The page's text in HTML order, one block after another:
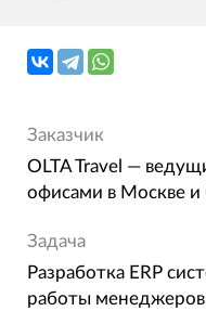
Заказчик
OLTA Travel —
офисами в Москве и
Задача
Разработка ERP
работы